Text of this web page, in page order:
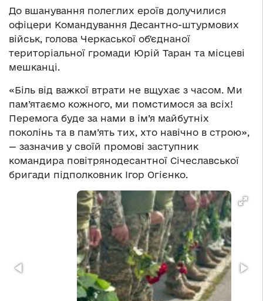
До вшанування полеглих ероїв долучилися
офіцери Командування Десантно-штурмових
військ, голова Черкаської обʼєднаної
територіальної громади Юрій Таран та місцеві
мешканці.
«Біль від важкої втрати не вщухає з часом. Ми
пам’ятаємо кожного, ми помстимося за всіх!
Перемога буде за нами в ім’я майбутніх
поколінь та в пам’ять тих, хто навічно в строю»,
— зазначив у своїй промові заступник
командира повітрянодесантної Січеславської
бригади підполковник Ігор Огієнко.